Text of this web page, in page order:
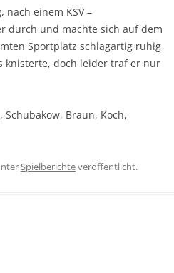
einem KSV –
durch und machte sich auf dem
Sportplatz schlagartig ruhig
knisterte, doch leider traf er nur
Braun, Koch,
Spielberichteveröffentlicht.